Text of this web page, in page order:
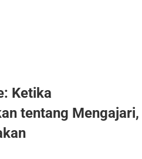
Ketika
tentang Mengajari,